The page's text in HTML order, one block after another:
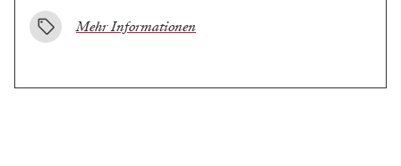
Mehr Informationen